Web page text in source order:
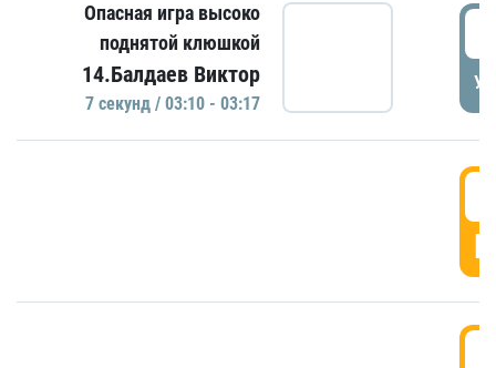
Опасная игра высоко
поднятой клюшкой
14.Балдаев Виктор
7 секунд / 03:10 - 03:17